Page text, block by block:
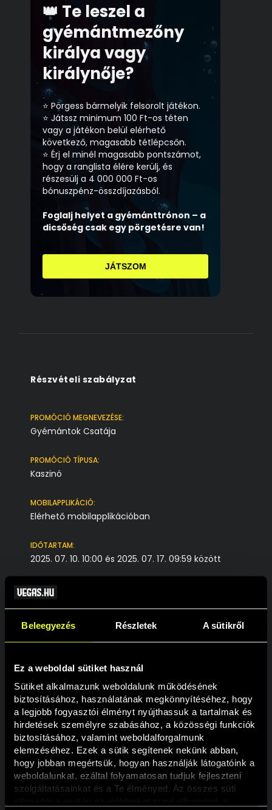
Beleegyezés Részletek A sütikről
Ez a weboldal sütiket használ
Sütiket alkalmazunk weboldalunk működésének
biztosításához, használatának megkönnyítéséhez, hogy
a legjobb fogyasztói élményt nyújthassuk a tartalmak és
hirdetések személyre szabásához, a közösségi funkciók
biztosításához, valamint weboldalforgalmunk
elemzéséhez. Ezek a sütik segítenek nekünk abban,
hogy jobban megértsük, hogyan használják látogatóink a
weboldalunkat, ezáltal folyamatosan tudjuk fejleszteni
szolgáltatásainkat és a Te élményed. Az összes süti
👑 Te leszel a
gyémántmezőny
királya vagy
királynője?
⭐ Pörgess bármelyik felsorolt játékon.
⭐ Játssz minimum 100 Ft-os téten
vagy a játékon belül elérhető
következő, magasabb tétlépcsőn.
⭐ Érj el minél magasabb pontszámot,
hogy a ranglista élére kerülj, és
részesülj a 4 000 000 Ft-os
bónuszpénz-összdíjazásból.
Foglalj helyet a gyémánttrónon – a
dicsőség csak egy pörgetésre van!
JÁTSZOM
Részvételi szabályzat
PROMÓCIÓ MEGNEVEZÉSE:
Gyémántok Csatája
PROMÓCIÓ TÍPUSA:
Kaszinó
MOBILAPPLIKÁCIÓ:
Elérhető mobilapplikációban
IDŐTARTAM:
2025. 07. 10. 10:00 és 2025. 07. 17. 09:59 között
A PROMÓCIÓ AZ ALÁBBI JÁTÉKOKBAN ELÉRHETŐ:
Diamond Link: Mighty Dwarves Inc. [linked]
Diamond Link: Mighty Stampede [linked]
Diamond Mystery: 81 Boosting Jokers [linked]
Diamond Link: Mighty Sevens [linked]
Diamond Link: Mighty Buffalo [linked]
Diamond Mystery - 100 Imperial Crown deluxe
[linked]
A PROMÓCIÓ LEÍRÁSA:
A Játékosok saját helyezésüket a Tournament
aloldalán, azon belül is a ranglistán követhetik
nyomon. A megközelítőleg percenként frissülő
ranglista mindig az aktuális állást mutatja. A